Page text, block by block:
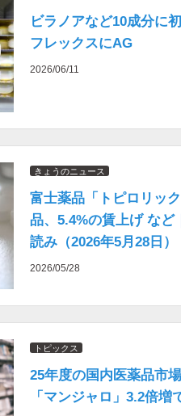
ビラノアなど10成分に
フレックスにAG
2026/06/11
きょうのニュース
富士薬品「トピロリッ
品、5.4%の賃上げ など
読み（2026年5月28日）
2026/05/28
トピックス
25年度の国内医薬品市
「マンジャロ」3.2倍増